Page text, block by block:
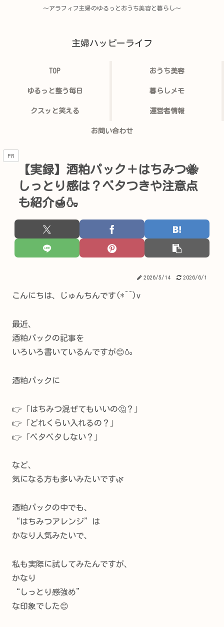
〜アラフィフ主婦のゆるっとおうち美容と暮らし〜
主婦ハッピーライフ
TOP おうち美容
ゆるっと整う毎日 暮らしメモ
クスッと笑える 運営者情報
お問い合わせ
PR
【実録】酒粕パック＋はちみつ🐝
しっとり感は？ベタつきや注意点
も紹介🍯🍶
2026/5/14 2026/6/1
こんにちは、じゅんちんです(*^^)v
最近、
酒粕パックの記事を
いろいろ書いているんですが😊🍶
酒粕パックに
👉「はちみつ混ぜてもいいの🤔？」
👉「どれくらい入れるの？」
👉「ベタベタしない？」
など、
気になる方も多いみたいです🌿
酒粕パックの中でも、
“はちみつアレンジ”は
かなり人気みたいで、
私も実際に試してみたんですが、
かなり
“しっとり感強め”
な印象でした😊